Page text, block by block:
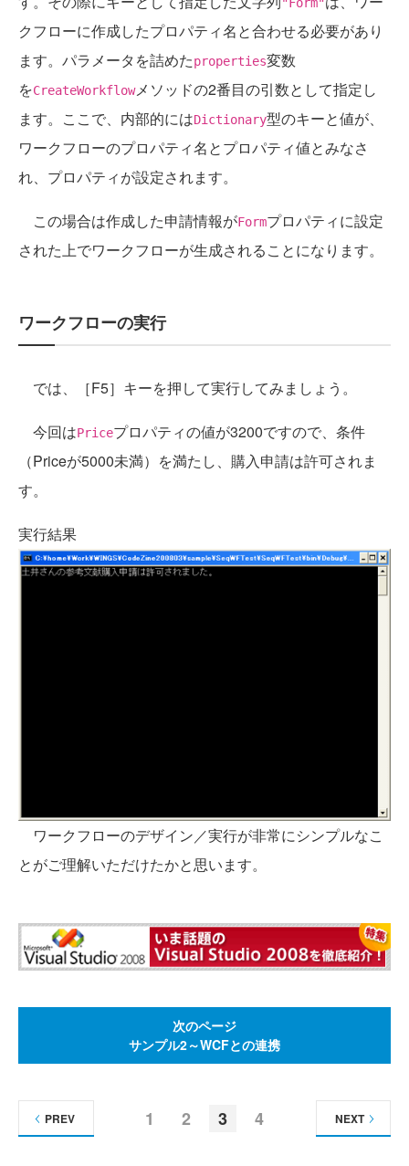
クフローに作成したプロパティ名と合わせる必要があり
ます。パラメータを詰めたproperties変数
をCreateWorkflowメソッドの2番目の引数として指定し
ます。ここで、内部的にはDictionary型のキーと値が、
ワークフローのプロパティ名とプロパティ値とみなさ
れ、プロパティが設定されます。
この場合は作成した申請情報がFormプロパティに設定
された上でワークフローが生成されることになります。
ワークフローの実行
では、［F5］キーを押して実行してみましょう。
今回はPriceプロパティの値が3200ですので、条件
（Priceが5000未満）を満たし、購入申請は許可されま
す。
実行結果
ワークフローのデザイン／実行が非常にシンプルなこ
とがご理解いただけたかと思います。
次のページ
サンプル2～WCFとの連携
1 2 3 4
PREV NEXT